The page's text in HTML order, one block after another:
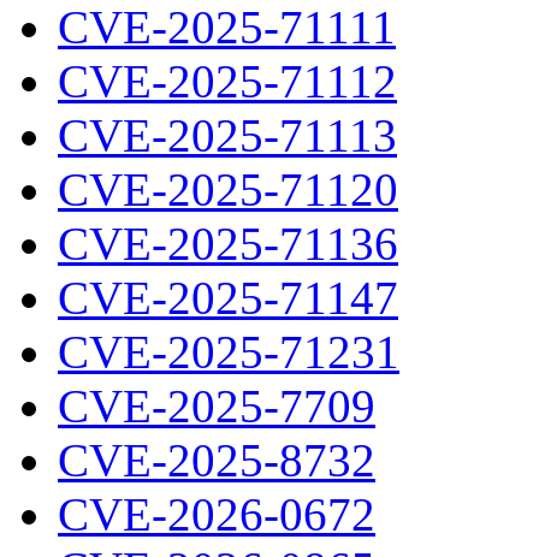
CVE-2025-71111
CVE-2025-71112
CVE-2025-71113
CVE-2025-71120
CVE-2025-71136
CVE-2025-71147
CVE-2025-71231
CVE-2025-7709
CVE-2025-8732
CVE-2026-0672